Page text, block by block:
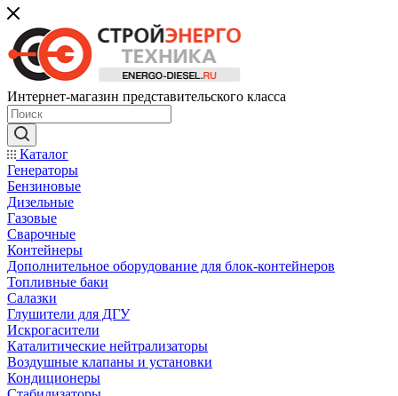
Интернет-магазин представительского класса
Каталог
Генераторы
Бензиновые
Дизельные
Газовые
Сварочные
Контейнеры
Дополнительное оборудование для блок-контейнеров
Топливные баки
Салазки
Глушители для ДГУ
Искрогасители
Каталитические нейтрализаторы
Воздушные клапаны и установки
Кондиционеры